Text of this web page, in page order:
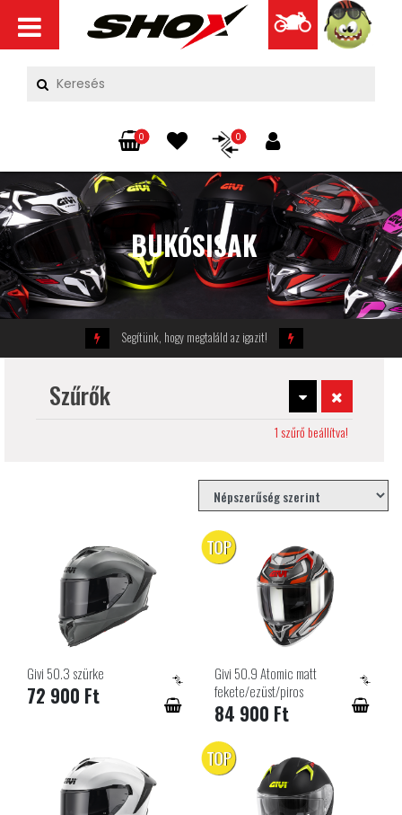
0 0
BUKÓSISAK
Segítünk, hogy megtaláld az igazit!
Szűrők
1 szűrő beállítva!
Givi 50.3 szürke
72 900 Ft
TOP
Givi 50.9 Atomic matt
fekete/ezüst/piros
84 900 Ft
TOP